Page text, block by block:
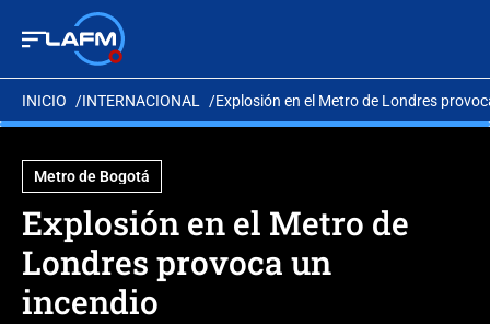
INICIO INTERNACIONAL Explosión en el Metro de Londres
Metro de Bogotá
Explosión en el Metro de
Londres provoca un
incendio